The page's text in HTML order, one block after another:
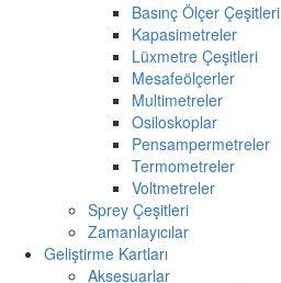
Basınç Ölçer Çeşitleri
Kapasimetreler
Lüxmetre Çeşitleri
Mesafeölçerler
Multimetreler
Osiloskoplar
Pensampermetreler
Termometreler
Voltmetreler
Sprey Çeşitleri
Zamanlayıcılar
Geliştirme Kartları
Aksesuarlar